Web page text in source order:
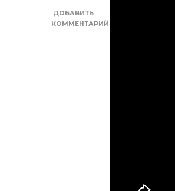
ДОБАВИТЬ
КОММЕНТАРИЙ